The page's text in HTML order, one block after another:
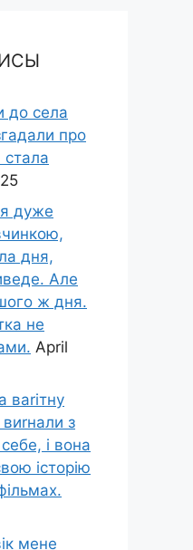
до села
про
стала
дуже
дня,
Але
ж дня.
не
April
ваrітну
виrнали з
і вона
історію
мене